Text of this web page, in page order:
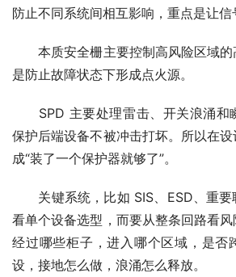
防止不同系统间相互影响，重点是让信
本质安全栅主要控制高风险区域的
是防止故障状态下形成点火源。
SPD 主要处理雷击、开关浪涌和
保护后端设备不被冲击打坏。所以在
成“装了一个保护器就够了”。
关键系统，比如 SIS、ESD、重要
看单个设备选型，而要从整条回路看风
经过哪些柜子，进入哪个区域，是否
设，接地怎么做，浪涌怎么释放。